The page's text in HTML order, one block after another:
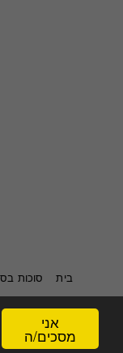
אני
מסכים/ה
בית סוכות